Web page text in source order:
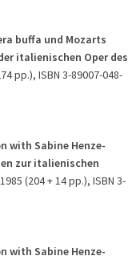
buffa und Mozarts
italienischen Oper des
pp.), ISBN 3-89007-048-
with Sabine Henze-
zur italienischen
(204 + 14 pp.), ISBN 3-
with Sabine Henze-